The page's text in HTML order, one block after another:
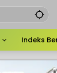
Indeks